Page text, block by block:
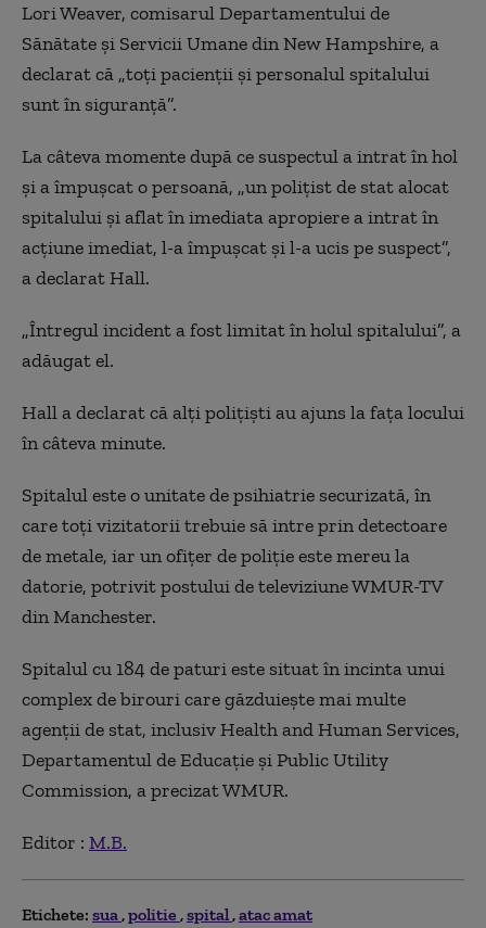
Lori Weaver, comisarul Departamentului de
Sănătate şi Servicii Umane din New Hampshire, a
declarat că „toţi pacienţii şi personalul spitalului
sunt în siguranţă”.
La câteva momente după ce suspectul a intrat în hol
şi a împuşcat o persoană, „un poliţist de stat alocat
spitalului şi aflat în imediata apropiere a intrat în
acţiune imediat, l-a împuşcat şi l-a ucis pe suspect”,
a declarat Hall.
„Întregul incident a fost limitat în holul spitalului”, a
adăugat el.
Hall a declarat că alţi polițiști au ajuns la faţa locului
în câteva minute.
Spitalul este o unitate de psihiatrie securizată, în
care toţi vizitatorii trebuie să intre prin detectoare
de metale, iar un ofiţer de poliţie este mereu la
datorie, potrivit postului de televiziune WMUR-TV
din Manchester.
Spitalul cu 184 de paturi este situat în incinta unui
complex de birouri care găzduieşte mai multe
agenţii de stat, inclusiv Health and Human Services,
Departamentul de Educaţie şi Public Utility
Commission, a precizat WMUR.
Editor : M.B.
Etichete: sua politie spital atac amat